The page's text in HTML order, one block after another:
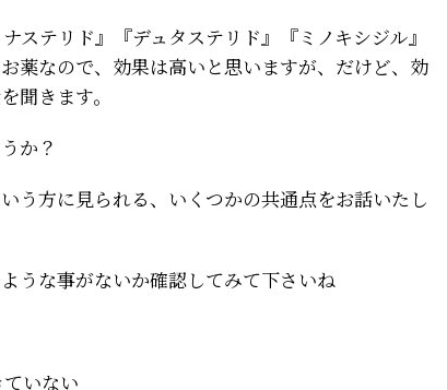
ステリド』『デュタステリド』『ミノキシジル』
薬なので、効果は高いと思いますが、だけど、効
聞きます。
か？
う方に見られる、いくつかの共通点をお話いたし
うな事がないか確認してみて下さいね
いない